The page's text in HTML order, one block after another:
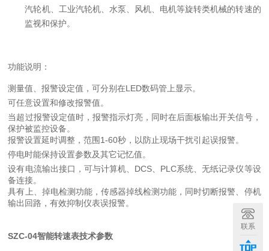
汽轮机、工业汽轮机、水泵、风机、电机等旋转类机械的转速的
监视和保护。
功能说明：
测量值、报警设定值，可分别在LED数码管上显示。
可任意设置和修改报警值。
当超过报警设定值时，报警指示灯亮，同时在后面板输出开关信号，
保护被监控设备。
报警设置延时调整，范围1-60秒，以防止现场干扰引起误报警。
停电时能保持设置参数及其它记忆值。
设有电流输出接口，可与计算机、DCS、PLC系统、无纸记录仪等设
备连接。
具有上、掉电检测功能，传感器掉线检测功能，同时切断报警、停机
输出回路，有效抑制仪表误报警。
SZC-04智能转速表技术参数
联系